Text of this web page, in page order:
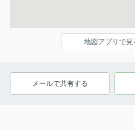
地図アプリで見
メールで共有する